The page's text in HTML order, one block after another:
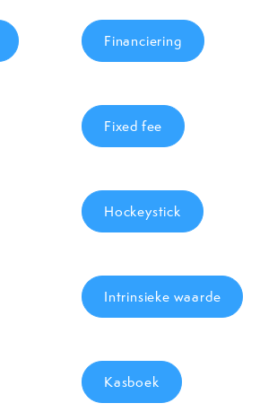
Financiering
Fixed fee
Hockeystick
Intrinsieke waarde
Kasboek